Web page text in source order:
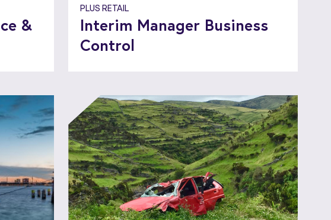
&
PLUS RETAIL
Interim Manager Business
Control